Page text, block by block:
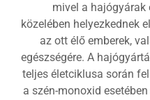
mivel a hajógyárak
közelében helyezkednek
az ott élő emberek,
egészségére. A
teljes életciklusa során
a szén-monoxid